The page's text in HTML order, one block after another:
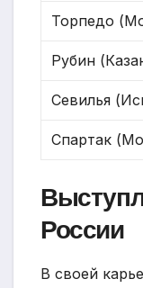
Торпедо
Рубин
Севилья
Спартак
России
В своей